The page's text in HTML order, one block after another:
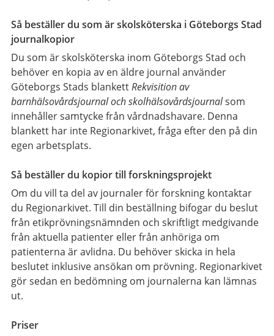
Så beställer du som är skolsköterska i Göteborgs Stad
journalkopior
Du som är skolsköterska inom Göteborgs Stad och
behöver en kopia av en äldre journal använder
Göteborgs Stads blankettRekvisition av
barnhälsovårdsjournal och skolhälsovårdsjournalsom
innehåller samtycke från vårdnadshavare. Denna
blankett har inte Regionarkivet, fråga efter den på din
egen arbetsplats.
Så beställer du kopior till forskningsprojekt
Om du vill ta del av journaler för forskning kontaktar
du Regionarkivet. Till din beställning bifogar du beslut
från etikprövningsnämnden och skriftligt medgivande
från aktuella patienter eller från anhöriga om
patienterna är avlidna. Du behöver skicka in hela
beslutet inklusive ansökan om prövning. Regionarkivet
gör sedan en bedömning om journalerna kan lämnas
ut.
Priser